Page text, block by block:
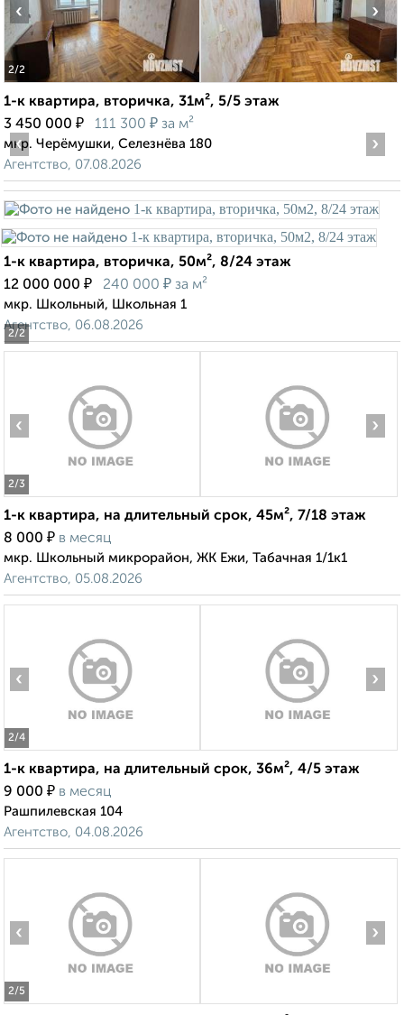
2/2
‹ ›
1-к квартира, вторичка, 31м², 5/5 этаж
3 450 000 ₽ 111 300 ₽ за м²
мкр. Черёмушки, Селезнёва 180
Агентство, 07.08.2026
2/2
‹ ›
1-к квартира, вторичка, 50м², 8/24 этаж
12 000 000 ₽ 240 000 ₽ за м²
мкр. Школьный, Школьная 1
Агентство, 06.08.2026
2/3
‹ ›
1-к квартира, на длительный срок, 45м², 7/18 этаж
8 000 ₽ в месяц
мкр. Школьный микрорайон, ЖК Ежи, Табачная 1/1к1
Агентство, 05.08.2026
2/4
‹ ›
1-к квартира, на длительный срок, 36м², 4/5 этаж
9 000 ₽ в месяц
Рашпилевская 104
Агентство, 04.08.2026
2/5
‹ ›